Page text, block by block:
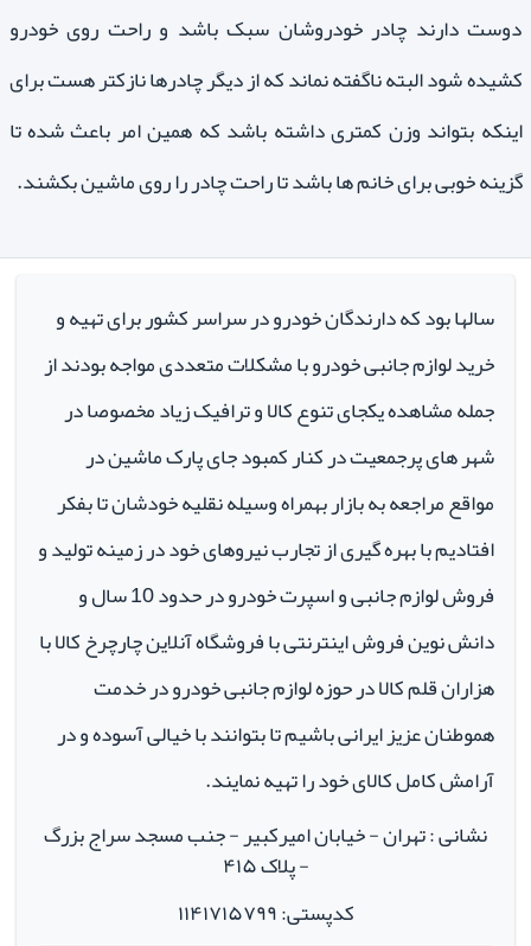
دوست دارند چادر خودروشان سبک باشد و راحت روی خودرو
کشیده شود البته ناگفته نماند که از دیگر چادرها نازکتر هست برای
اینکه بتواند وزن کمتری داشته باشد که همین امر باعث شده تا
گزینه خوبی برای خانم ها باشد تا راحت چادر را روی ماشین بکشند.
سالها بود که دارندگان خودرو در سراسر کشور برای تهیه و
خرید لوازم جانبی خودرو با مشکلات متعددی مواجه بودند از
جمله مشاهده یکجای تنوع کالا و ترافیک زیاد مخصوصا در
شهر های پرجمعیت در کنار کمبود جای پارک ماشین در
مواقع مراجعه به بازار بهمراه وسیله نقلیه خودشان تا بفکر
افتادیم با بهره گیری از تجارب نیروهای خود در زمینه تولید و
فروش لوازم جانبی و اسپرت خودرو در حدود 10 سال و
دانش نوین فروش اینترنتی با فروشگاه آنلاین چارچرخ کالا با
هزاران قلم کالا در حوزه لوازم جانبی خودرو در خدمت
هموطنان عزیز ایرانی باشیم تا بتوانند با خیالی آسوده و در
آرامش کامل کالای خود را تهیه نمایند.
نشانی : تهران - خیابان امیرکبیر - جنب مسجد سراج بزرگ
- پلاک ۴۱۵
کدپستی: ۱۱۴۱۷۱۵۷۹۹